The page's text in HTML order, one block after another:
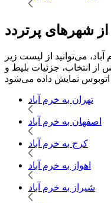
شهرهای پرتردد
می‌توانید از لیست زیر
از انتخاب، جزئیات بلیط و
تهران به خرم آباد
اصفهان به خرم آباد
کرج به خرم آباد
اهواز به خرم آباد
شیراز به خرم آباد